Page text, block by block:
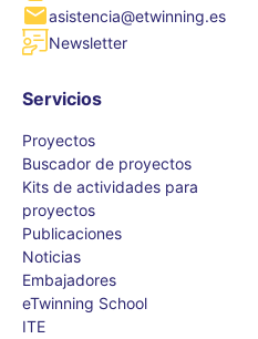
asistencia@etwinning.es
Newsletter
Servicios
Proyectos
Buscador de proyectos
Kits de actividades para
proyectos
Publicaciones
Noticias
Embajadores
eTwinning School
ITE